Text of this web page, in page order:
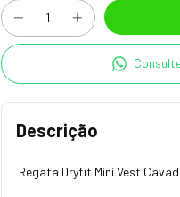
Descrição
Regata Dryfit Mini Vest